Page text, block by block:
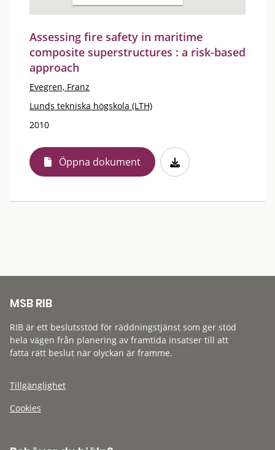
Assessing fire safety in maritime
composite superstructures : a risk-based
approach
Evegren, Franz
Lunds tekniska högskola (LTH)
2010
Öppna dokument
MSB RIB
RIB är ett beslutsstöd för räddningstjänst som ger stöd
hela vägen från planering av framtida insatser till att
fatta rätt beslut när olyckan är framme.
Tillgänglighet
Cookies